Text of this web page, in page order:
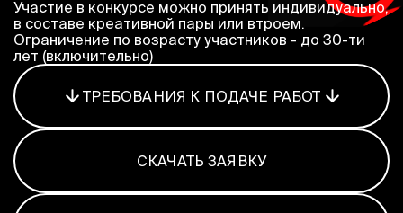
Условия участия
Жюри
Победители
Специальные награды
Программа
Часто задаваемые вопросы
Партнеры
Контакты
Блог
Цикл лекций
Участие в конкурсе можно принять индивидуально,
в составе креативной пары или втроем.
Ограничение по возрасту участников - до 30-ти
лет (включительно)
ТРЕБОВАНИЯ К ПОДАЧЕ РАБОТ
СКАЧАТЬ ЗАЯВКУ